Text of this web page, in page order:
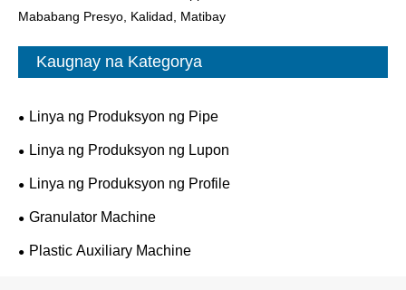
Mababang Presyo, Kalidad, Matibay
Kaugnay na Kategorya
Linya ng Produksyon ng Pipe
Linya ng Produksyon ng Lupon
Linya ng Produksyon ng Profile
Granulator Machine
Plastic Auxiliary Machine